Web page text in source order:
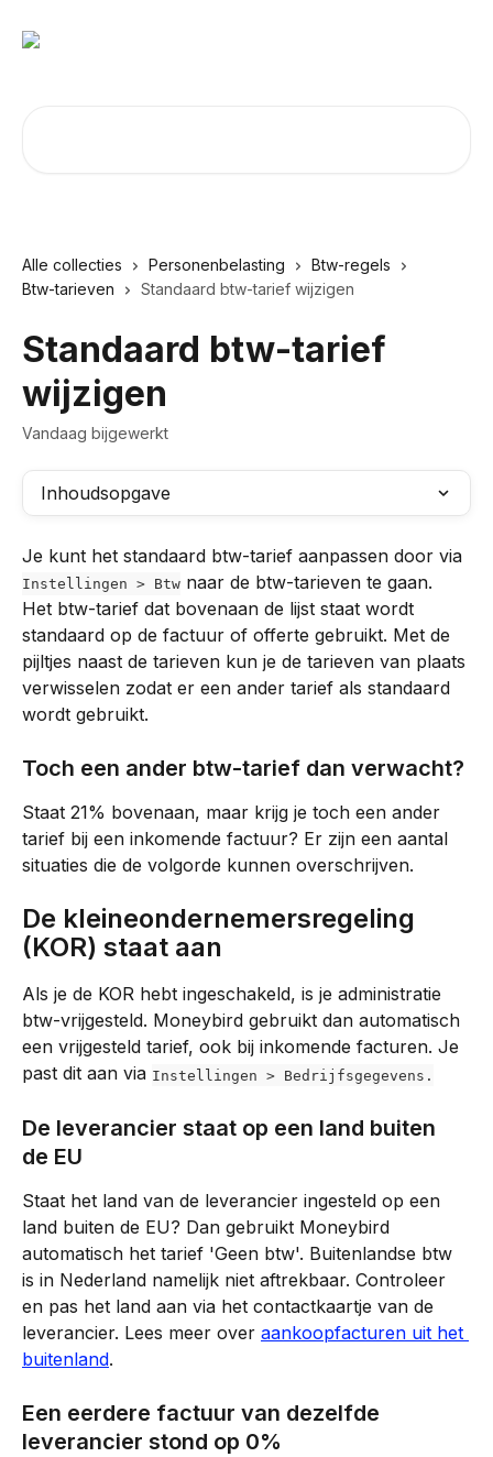
Alle collecties Personenbelasting
Btw-regels
Btw-tarieven
Standaard btw-tarief wijzigen
Standaard btw-tarief
wijzigen
Vandaag bijgewerkt
Inhoudsopgave
Je kunt het standaard btw-tarief aanpassen door via
Instellingen > Btw naar de btw-tarieven te gaan.
Het btw-tarief dat bovenaan de lijst staat wordt
standaard op de factuur of offerte gebruikt. Met de
pijltjes naast de tarieven kun je de tarieven van plaats
verwisselen zodat er een ander tarief als standaard
wordt gebruikt.
Toch een ander btw-tarief dan verwacht?
Staat 21% bovenaan, maar krijg je toch een ander
tarief bij een inkomende factuur? Er zijn een aantal
situaties die de volgorde kunnen overschrijven.
De kleineondernemersregeling
(KOR) staat aan
Als je de KOR hebt ingeschakeld, is je administratie
btw-vrijgesteld. Moneybird gebruikt dan automatisch
een vrijgesteld tarief, ook bij inkomende facturen. Je
past dit aan via Instellingen > Bedrijfsgegevens.
De leverancier staat op een land buiten
de EU
Staat het land van de leverancier ingesteld op een
land buiten de EU? Dan gebruikt Moneybird
automatisch het tarief 'Geen btw'. Buitenlandse btw
is in Nederland namelijk niet aftrekbaar. Controleer
en pas het land aan via het contactkaartje van de
leverancier. Lees meer over aankoopfacturen uit het
buitenland.
Een eerdere factuur van dezelfde
leverancier stond op 0%